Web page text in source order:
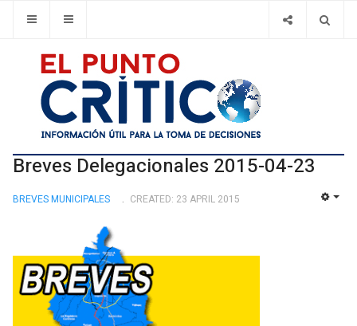
Breves Delegacionales 2015-04-23
BREVES MUNICIPALES CREATED: 23 APRIL 2015